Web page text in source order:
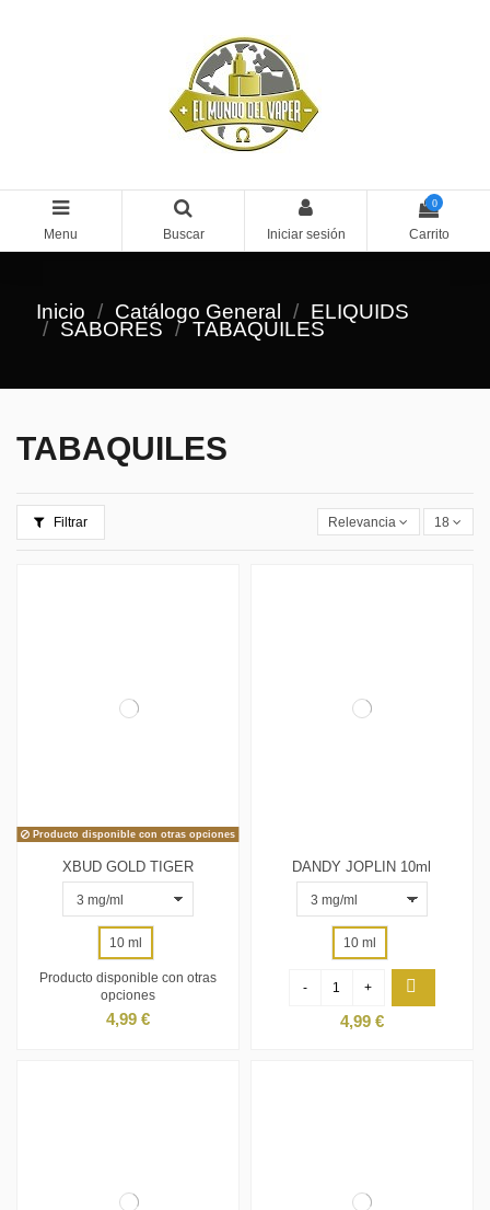
Menu Buscar Iniciar sesión
0
Carrito
Inicio Catálogo General ELIQUIDS
SABORES TABAQUILES
TABAQUILES
Filtrar Relevancia 18
Producto disponible con otras opciones
XBUD GOLD TIGER
10 ml
Producto disponible con otras
opciones
4,99 €
DANDY JOPLIN 10ml
10 ml
- +
4,99 €